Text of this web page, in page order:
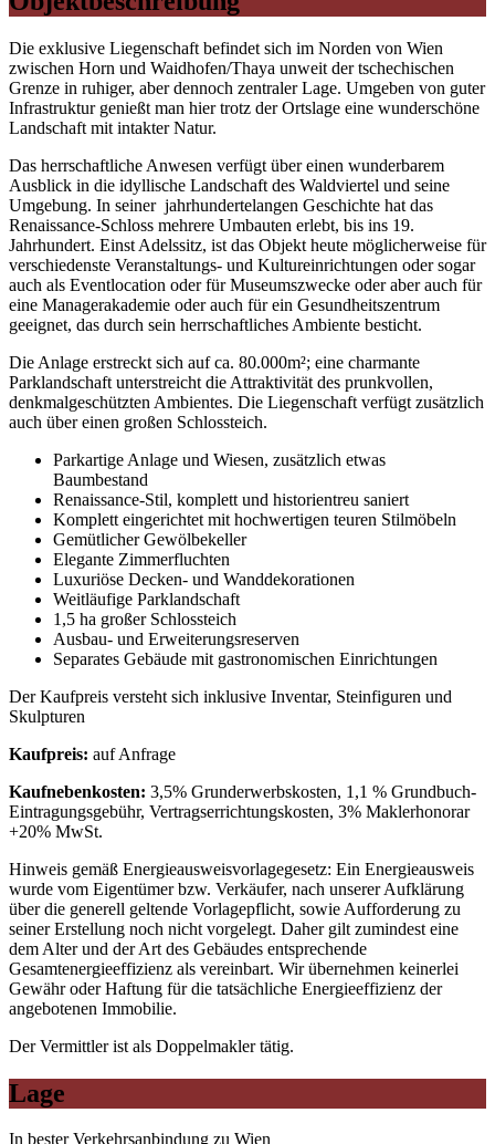
Die exklusive Liegenschaft befindet sich im Norden von Wien
zwischen Horn und Waidhofen/Thaya unweit der tschechischen
Grenze in ruhiger, aber dennoch zentraler Lage. Umgeben von guter
Infrastruktur genießt man hier trotz der Ortslage eine wunderschöne
Landschaft mit intakter Natur.
Das herrschaftliche Anwesen verfügt über einen wunderbarem
Ausblick in die idyllische Landschaft des Waldviertel und seine
Umgebung. In seiner jahrhundertelangen Geschichte hat das
Renaissance-Schloss mehrere Umbauten erlebt, bis ins 19.
Jahrhundert. Einst Adelssitz, ist das Objekt heute möglicherweise für
verschiedenste Veranstaltungs- und Kultureinrichtungen oder sogar
auch als Eventlocation oder für Museumszwecke oder aber auch für
eine Managerakademie oder auch für ein Gesundheitszentrum
geeignet, das durch sein herrschaftliches Ambiente besticht.
Die Anlage erstreckt sich auf ca. 80.000m²; eine charmante
Parklandschaft unterstreicht die Attraktivität des prunkvollen,
denkmalgeschützten Ambientes. Die Liegenschaft verfügt zusätzlich
auch über einen großen Schlossteich.
Parkartige Anlage und Wiesen, zusätzlich etwas
Baumbestand
Renaissance-Stil, komplett und historientreu saniert
Komplett eingerichtet mit hochwertigen teuren Stilmöbeln
Gemütlicher Gewölbekeller
Elegante Zimmerfluchten
Luxuriöse Decken- und Wanddekorationen
Weitläufige Parklandschaft
1,5 ha großer Schlossteich
Ausbau- und Erweiterungsreserven
Separates Gebäude mit gastronomischen Einrichtungen
Der Kaufpreis versteht sich inklusive Inventar, Steinfiguren und
Skulpturen
Kaufpreis: auf Anfrage
Kaufnebenkosten: 3,5% Grunderwerbskosten, 1,1 % Grundbuch-
Eintragungsgebühr, Vertragserrichtungskosten, 3% Maklerhonorar
+20% MwSt.
Hinweis gemäß Energieausweisvorlagegesetz: Ein Energieausweis
wurde vom Eigentümer bzw. Verkäufer, nach unserer Aufklärung
über die generell geltende Vorlagepflicht, sowie Aufforderung zu
seiner Erstellung noch nicht vorgelegt. Daher gilt zumindest eine
dem Alter und der Art des Gebäudes entsprechende
Gesamtenergieeffizienz als vereinbart. Wir übernehmen keinerlei
Gewähr oder Haftung für die tatsächliche Energieeffizienz der
angebotenen Immobilie.
Der Vermittler ist als Doppelmakler tätig.
Lage
In bester Verkehrsanbindung zu Wien